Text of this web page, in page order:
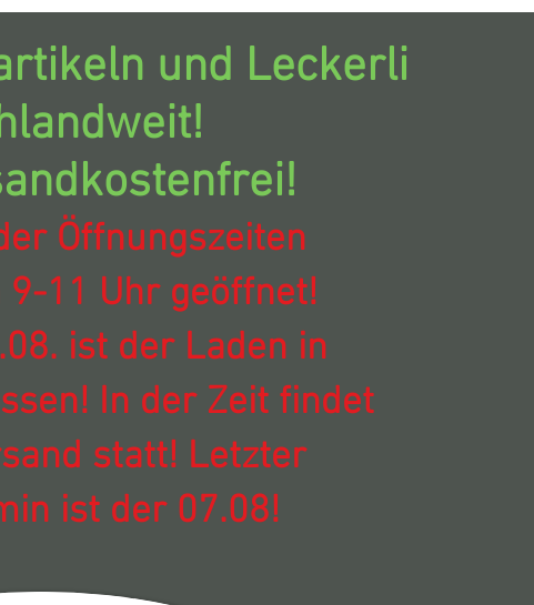
und Leckerli
Öffnungszeiten
9-11 Uhr geöffnet!
ist der Laden in
In der Zeit findet
statt! Letzter
ist der 07.08!